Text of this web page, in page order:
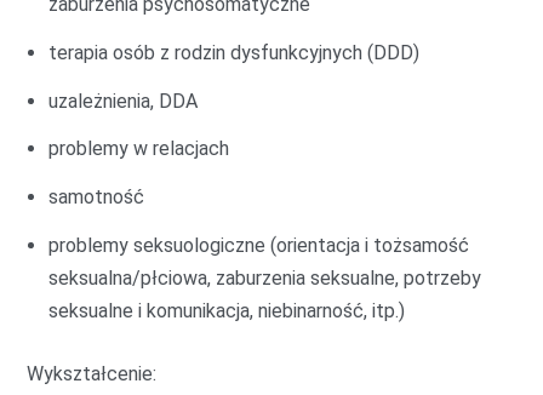
terapia osób z rodzin dysfunkcyjnych (DDD)
uzależnienia, DDA
problemy w relacjach
samotność
problemy seksuologiczne (orientacja i tożsamość
seksualna/płciowa, zaburzenia seksualne, potrzeby
seksualne i komunikacja, niebinarność, itp.)
Wykształcenie: